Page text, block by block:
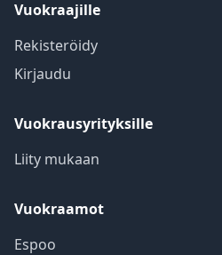
Vuokraajille
Rekisteröidy
Kirjaudu
Vuokrausyrityksille
Liity mukaan
Vuokraamot
Espoo